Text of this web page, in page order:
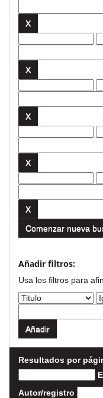
Comenzar nueva
Añadir filtros:
Usa los filtros para
Resultados por
Autor/registro